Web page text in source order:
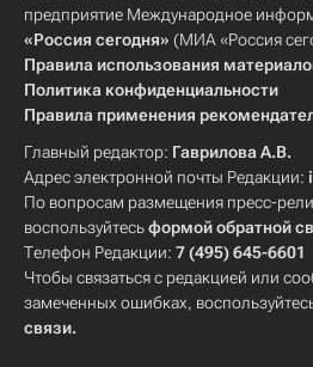
предприятие Международное
«Россия сегодня» (МИА «Россия
Правила использования
Политика конфиденциальности
Правила применения
Главный редактор: Гаврилова А.В.
Адрес электронной почты Редакции:
По вопросам размещения пресс-
воспользуйтесьформой обратной
Телефон Редакции: 7 (495) 645-6601
Чтобы связаться с редакцией или
замеченных ошибках,
связи.